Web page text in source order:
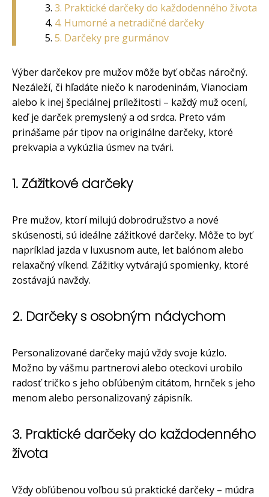
3. Praktické darčeky do každodenného života
4. Humorné a netradičné darčeky
5. Darčeky pre gurmánov
Výber darčekov pre mužov môže byť občas náročný.
Nezáleží, či hľadáte niečo k narodeninám, Vianociam
alebo k inej špeciálnej príležitosti – každý muž ocení,
keď je darček premyslený a od srdca. Preto vám
prinášame pár tipov na originálne darčeky, ktoré
prekvapia a vykúzlia úsmev na tvári.
1. Zážitkové darčeky
Pre mužov, ktorí milujú dobrodružstvo a nové
skúsenosti, sú ideálne zážitkové darčeky. Môže to byť
napríklad jazda v luxusnom aute, let balónom alebo
relaxačný víkend. Zážitky vytvárajú spomienky, ktoré
zostávajú navždy.
2. Darčeky s osobným nádychom
Personalizované darčeky majú vždy svoje kúzlo.
Možno by vášmu partnerovi alebo oteckovi urobilo
radosť tričko s jeho obľúbeným citátom, hrnček s jeho
menom alebo personalizovaný zápisník.
3. Praktické darčeky do každodenného
života
Vždy obľúbenou voľbou sú praktické darčeky – múdra